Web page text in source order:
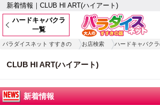
新着情報｜CLUB HI ART(ハイアート)
ハードキャバクラ
一覧
パラダイスネット すすきの お店検索 ハードキャバク
CLUB HI ART(ハイアート)
新着情報